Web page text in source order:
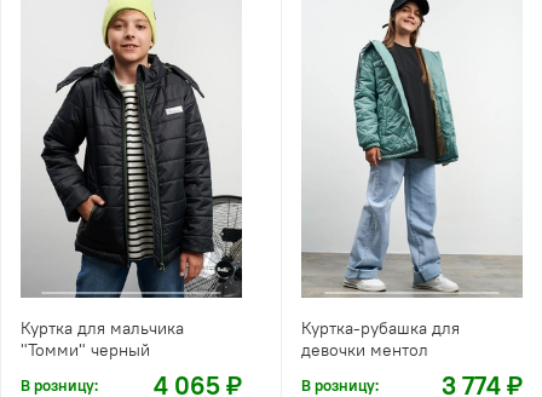
Куртка для мальчика
"Томми" черный
В розницу: 4 065 ₽
Куртка-рубашка для
девочки ментол
В розницу: 3 774 ₽